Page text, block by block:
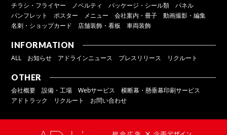
チラシ・フライヤー
ノベルティ パッケージ・シール類
パネル
パンフレット
ポスター メニュー 会社案内・冊子
動画撮影・編集
名刺・ショップカード
店舗装飾・看板 車両装飾
INFORMATION
ALL お知らせ アドラインニュース プレスリリース リクルート
OTHER
会社概要 設備・工場 Webサービス
横断幕・懸垂幕印刷サービス
アドトラック
リクルート お問い合わせ